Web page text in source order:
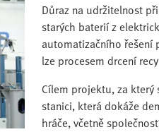
Důraz na udržitelnost
starých baterií z
automatizačního řešení
lze procesem drcení
Cílem projektu, za který
stanici, která dokáže
hráče, včetně